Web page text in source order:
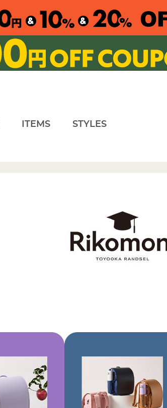
ITEMS STYLES